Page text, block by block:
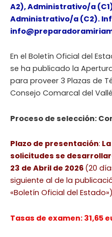
A2), Administrativo/a
Administrativo/a (C2).
En el Boletín Oficial del
se ha publicado la
para proveer 3 Plazas de
Consejo Comarcal del
Proceso de selección:
Plazo de presentación:
solicitudes se
23 de Abril de 2026 (20
siguiente al de la
«Boletín Oficial del
Tasas de examen: 31,65